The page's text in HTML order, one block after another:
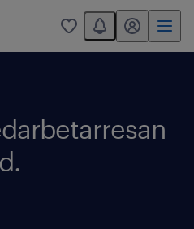
0
You have 0
mitt randstad